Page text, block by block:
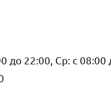
до 22:00, Ср: с